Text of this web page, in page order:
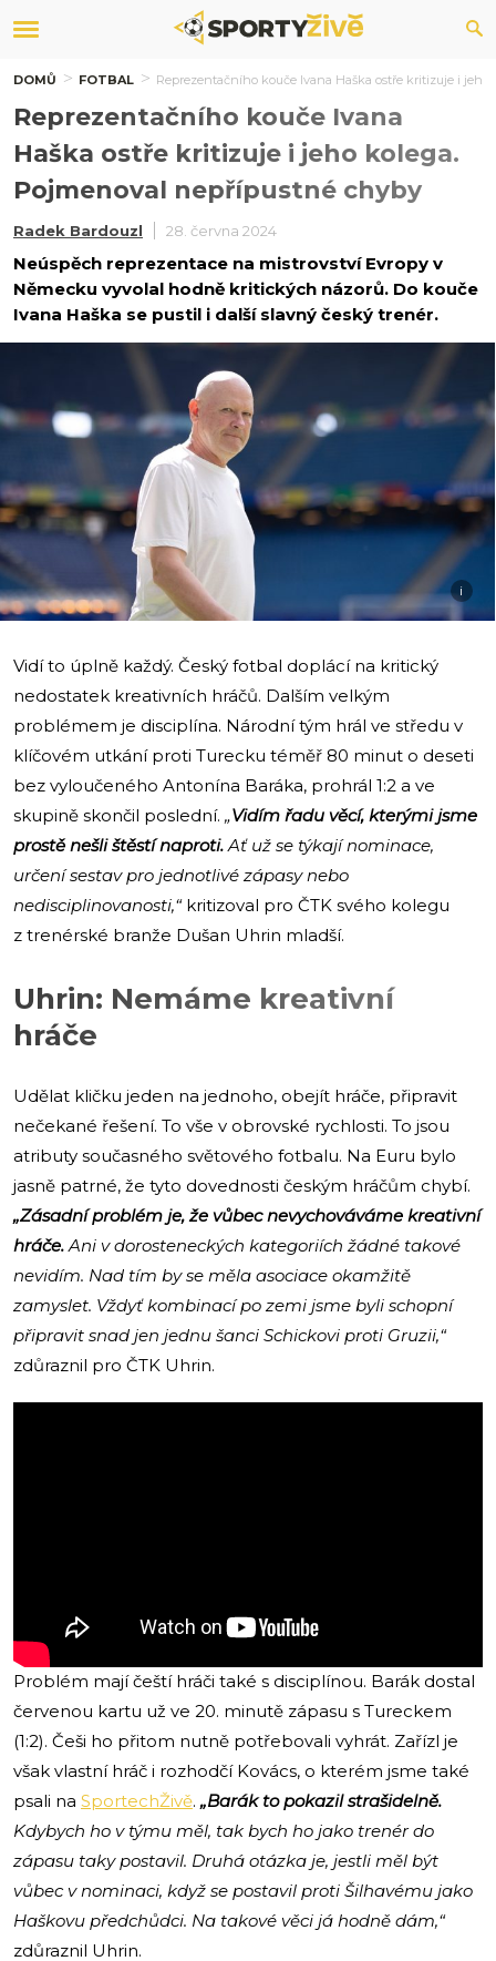
DOMŮ FOTBAL Reprezentačního kouče Ivana Haška ostře kritizuje i
Reprezentačního kouče Ivana
Haška ostře kritizuje i jeho kolega.
Pojmenoval nepřípustné chyby
Radek Bardouzl 28. června 2024
Neúspěch reprezentace na mistrovství Evropy v
Německu vyvolal hodně kritických názorů. Do kouče
Ivana Haška se pustil i další slavný český trenér.
i
Vidí to úplně každý. Český fotbal doplácí na kritický
nedostatek kreativních hráčů. Dalším velkým
problémem je disciplína. Národní tým hrál ve středu v
klíčovém utkání proti Turecku téměř 80 minut o deseti
bez vyloučeného Antonína Baráka, prohrál 1:2 a ve
skupině skončil poslední. „Vidím řadu věcí, kterými jsme
prostě nešli štěstí naproti.Ať už se týkají nominace,
určení sestav pro jednotlivé zápasy nebo
nedisciplinovanosti,“kritizoval pro ČTK svého kolegu
z trenérské branže Dušan Uhrin mladší.
Uhrin: Nemáme kreativní
hráče
Udělat kličku jeden na jednoho, obejít hráče, připravit
nečekané řešení. To vše v obrovské rychlosti. To jsou
atributy současného světového fotbalu. Na Euru bylo
jasně patrné, že tyto dovednosti českým hráčům chybí.
„Zásadní problém je, že vůbec nevychováváme kreativní
hráče.Ani v dorosteneckých kategoriích žádné takové
nevidím. Nad tím by se měla asociace okamžitě
zamyslet. Vždyť kombinací po zemi jsme byli schopní
připravit snad jen jednu šanci Schickovi proti Gruzii,“
zdůraznil pro ČTK Uhrin.
Problém mají čeští hráči také s disciplínou. Barák dostal
červenou kartu už ve 20. minutě zápasu s Tureckem
(1:2). Češi ho přitom nutně potřebovali vyhrát. Zařízl je
však vlastní hráč i rozhodčí Kovács, o kterém jsme také
psali na SportechŽivě. „Barák to pokazil strašidelně.
Kdybych ho v týmu měl, tak bych ho jako trenér do
zápasu taky postavil. Druhá otázka je, jestli měl být
vůbec v nominaci, když se postavil proti Šilhavému jako
Haškovu předchůdci. Na takové věci já hodně dám,“
zdůraznil Uhrin.